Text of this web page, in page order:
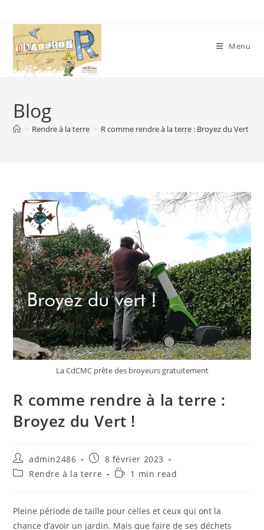
content
Menu
Blog
> Rendre à la terre > R comme rendre à la terre : Broyez du Vert !
La CdCMC prête des broyeurs gratuitement
R comme rendre à la terre :
Broyez du Vert !
Auteur/autrice
de
la
admin2486
Publication
publiée :
8 février 2023
PostRendre à la terre
Temps1 min read
Pleine période de taille pour celles et ceux qui ont la
chance d’avoir un jardin. Mais que faire de ses déchets